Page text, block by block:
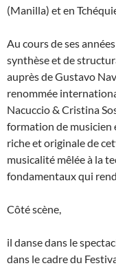
(Manilla) et en
Au cours de ses
synthèse et de
auprès de Gustavo
renommée
Nacuccio & Cristina
formation de musicien
riche et originale de
musicalité mêlée à la
fondamentaux qui
Côté scène,
il danse dans le
dans le cadre du